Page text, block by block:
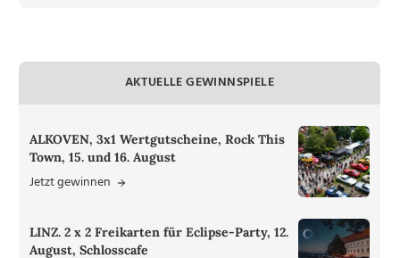
AKTUELLE GEWINNSPIELE
ALKOVEN, 3x1 Wertgutscheine, Rock This
Town, 15. und 16. August
Jetzt gewinnen
LINZ. 2 x 2 Freikarten für Eclipse-Party, 12.
August, Schlosscafe